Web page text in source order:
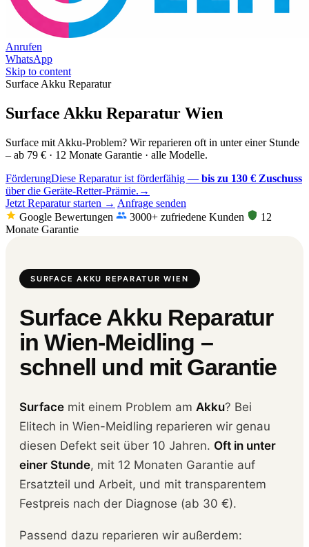
Anrufen
WhatsApp
Skip to content
Surface Akku Reparatur
Surface Akku Reparatur Wien
Surface mit Akku-Problem? Wir reparieren oft in unter einer Stunde
– ab 79 € · 12 Monate Garantie · alle Modelle.
FörderungDiese Reparatur ist förderfähig — bis zu 130 € Zuschuss
über die Geräte-Retter-Prämie. →
Jetzt Reparatur starten → Anfrage senden
Google Bewertungen
3000+ zufriedene Kunden
12
Monate Garantie
SURFACE AKKU REPARATUR WIEN
Surface Akku Reparatur
in Wien-Meidling –
schnell und mit Garantie
Surface mit einem Problem am Akku? Bei
Elitech in Wien-Meidling reparieren wir genau
diesen Defekt seit über 10 Jahren. Oft in unter
einer Stunde, mit 12 Monaten Garantie auf
Ersatzteil und Arbeit, und mit transparentem
Festpreis nach der Diagnose (ab 30 €).
Passend dazu reparieren wir außerdem: